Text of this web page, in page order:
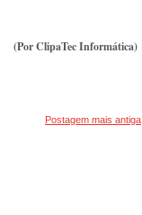
(Por ClipaTec Informática)
Postagem mais antiga